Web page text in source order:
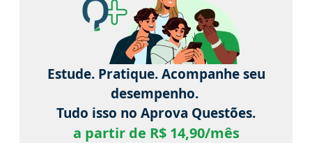
Estude. Pratique. Acompanhe seu
desempenho.
Tudo isso no Aprova Questões.
a partir de R$ 14,90/mês